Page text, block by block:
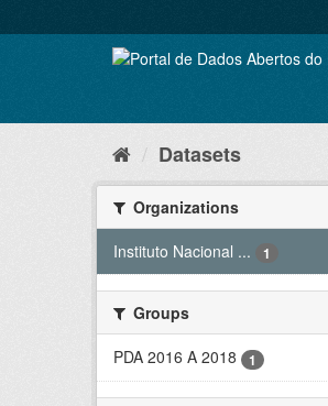
to
Datasets
Organizations
Instituto Nacional ...
1
Groups
PDA 2016 A 2018
1